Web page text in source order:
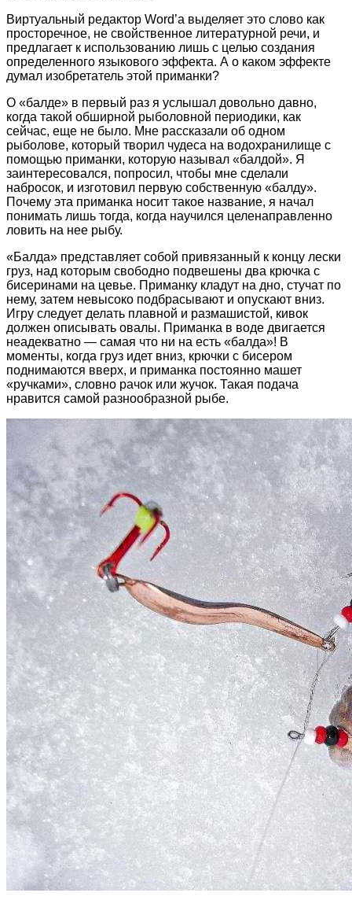
Виртуальный редактор Word’а выделяет это слово как
просторечное, не свойственное литературной речи, и
предлагает к использованию лишь с целью создания
определенного языкового эффекта. А о каком эффекте
думал изобретатель этой приманки?
О «балде» в первый раз я услышал довольно давно,
когда такой обширной рыболовной периодики, как
сейчас, еще не было. Мне рассказали об одном
рыболове, который творил чудеса на водохранилище с
помощью приманки, которую называл «балдой». Я
заинтересовался, попросил, чтобы мне сделали
набросок, и изготовил первую собственную «балду».
Почему эта приманка носит такое название, я начал
понимать лишь тогда, когда научился целенаправленно
ловить на нее рыбу.
«Балда» представляет собой привязанный к концу лески
груз, над которым свободно подвешены два крючка с
бисеринами на цевье. Приманку кладут на дно, стучат по
нему, затем невысоко подбрасывают и опускают вниз.
Игру следует делать плавной и размашистой, кивок
должен описывать овалы. Приманка в воде двигается
неадекватно — самая что ни на есть «балда»! В
моменты, когда груз идет вниз, крючки с бисером
поднимаются вверх, и приманка постоянно машет
«ручками», словно рачок или жучок. Такая подача
нравится самой разнообразной рыбе.